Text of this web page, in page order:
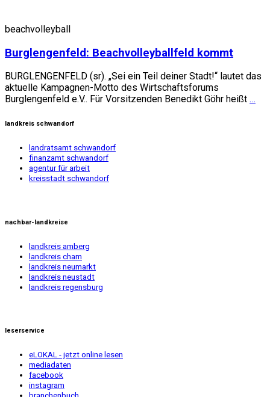
beachvolleyball
Burglengenfeld: Beachvolleyballfeld kommt
BURGLENGENFELD (sr). „Sei ein Teil deiner Stadt!“ lautet das
aktuelle Kampagnen-Motto des Wirtschaftsforums
Burglengenfeld e.V.. Für Vorsitzenden Benedikt Göhr heißt …
landkreis schwandorf
landratsamt schwandorf
finanzamt schwandorf
agentur für arbeit
kreisstadt schwandorf
nachbar-landkreise
landkreis amberg
landkreis cham
landkreis neumarkt
landkreis neustadt
landkreis regensburg
leserservice
eLOKAL - jetzt online lesen
mediadaten
facebook
instagram